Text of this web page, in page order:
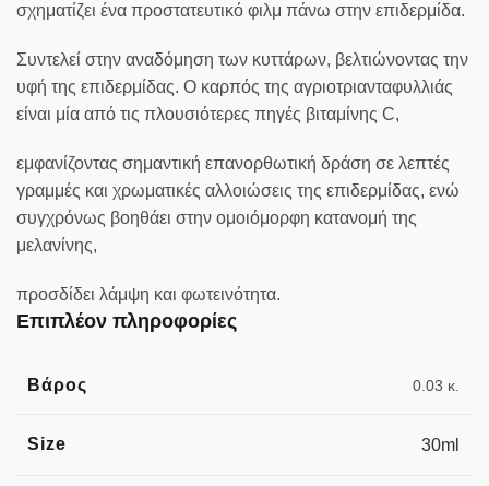
σχηματίζει ένα προστατευτικό φιλμ πάνω στην επιδερμίδα.
Συντελεί στην αναδόμηση των κυττάρων, βελτιώνοντας την
υφή της επιδερμίδας. Ο καρπός της αγριοτριανταφυλλιάς
είναι μία από τις πλουσιότερες πηγές βιταμίνης C,
εμφανίζοντας σημαντική επανορθωτική δράση σε λεπτές
γραμμές και χρωματικές αλλοιώσεις της επιδερμίδας, ενώ
συγχρόνως βοηθάει στην ομοιόμορφη κατανομή της
μελανίνης,
προσδίδει λάμψη και φωτεινότητα.
Επιπλέον πληροφορίες
Βάρος 0.03 κ.
Size 30ml